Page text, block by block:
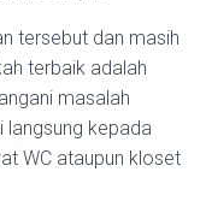
tersebut dan masih
terbaik adalah
masalah
langsung kepada
WC ataupun kloset